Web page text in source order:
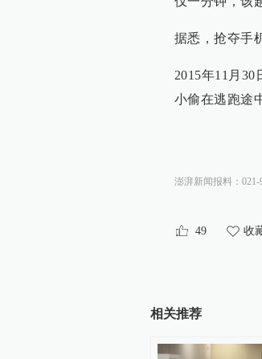
据悉，抢夺手
2015年11月
小偷在逃跑途
澎湃新闻报料：021-
49 收
相关推荐